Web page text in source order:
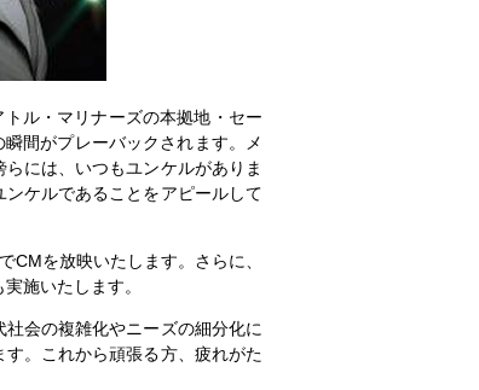
ル・マリナーズの本拠地・セー
間がプレーバックされます。メ
には、いつもユンケルがありま
ケルであることをアピールして
を放映いたします。さらに、
施いたします。
会の複雑化やニーズの細分化に
。これから頑張る方、疲れがた